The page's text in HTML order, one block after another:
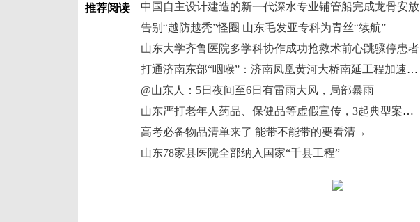
推荐阅读
中国自主设计建造的新一代深水专业铺管船完成龙骨安放
告别“越防越秃”怪圈 山东毛发亚专科为青丝“续航”
山东大学齐鲁医院多学科协作成功抢救术前心跳骤停患者
打通济南东部“咽喉”：济南凤凰黄河大桥南延工程加速推进
@山东人：5日夜间至6日有雷雨大风，局部暴雨
山东严打老年人药品、保健品等虚假宣传，3起典型案例曝光
高考必备物品清单来了 能带不能带的要看清→
山东78家县医院全部纳入国家“千县工程”